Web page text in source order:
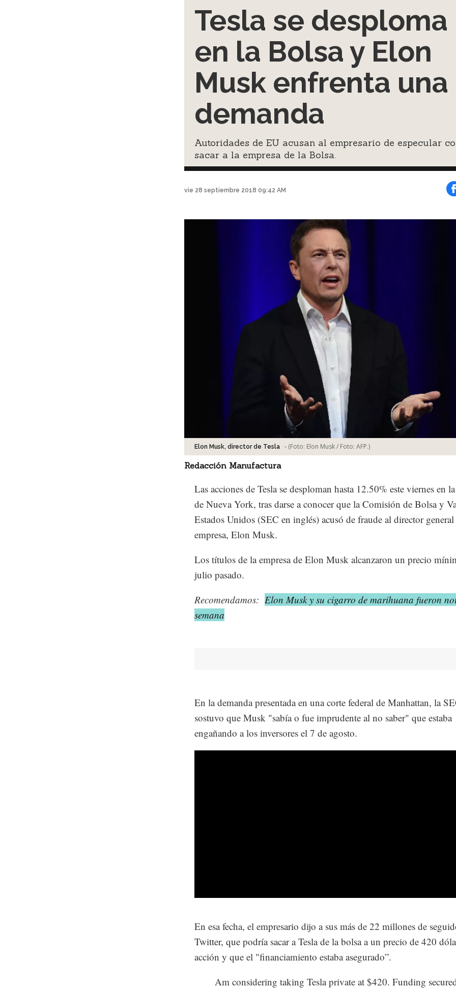
Tesla se desploma
en la Bolsa y Elon
Musk enfrenta una
demanda
Autoridades de EU acusan al empresario de especular
sacar a la empresa de la Bolsa.
vie 28 septiembre 2018 09:42 AM
Elon Musk, director de Tesla - (Foto: Elon Musk / Foto: AFP.)
Redacción Manufactura
Las acciones de Tesla se desploman hasta 12.50% este viernes en
de Nueva York, tras darse a conocer que la Comisión de Bolsa y
Estados Unidos (SEC en inglés) acusó de fraude al director
empresa, Elon Musk.
Los títulos de la empresa de Elon Musk alcanzaron un precio
julio pasado.
Recomendamos: Elon Musk y su cigarro de marihuana fueron
semana
En la demanda presentada en una corte federal de Manhattan, la
sostuvo que Musk "sabía o fue imprudente al no saber" que estaba
engañando a los inversores el 7 de agosto.
En esa fecha, el empresario dijo a sus más de 22 millones de
Twitter, que podría sacar a Tesla de la bolsa a un precio de 420
acción y que el "financiamiento estaba asegurado”.
Am considering taking Tesla private at $420. Funding